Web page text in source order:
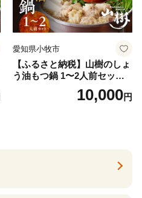
愛知県小牧市
【ふるさと納税】山樹のしょ
う油もつ鍋 1〜2人前セット
山樹 国産 牛もつ ホルモン モ
ツ オンライン飲み会 ホーム
10,000円